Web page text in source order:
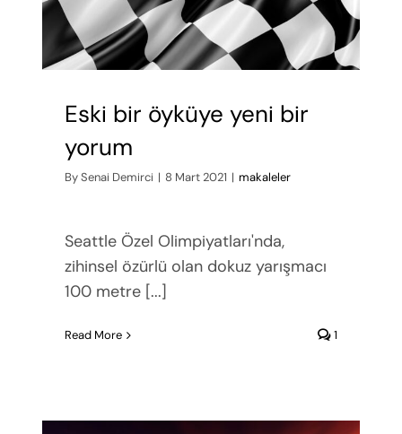
Eski bir öyküye yeni bir
yorum
BySenai Demirci | 8 Mart 2021 | makaleler
Seattle Özel Olimpiyatları'nda,
zihinsel özürlü olan dokuz yarışmacı
100 metre [...]
Read More 1